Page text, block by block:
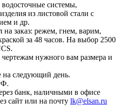
системы,
из листовой стали с
и др.
на заказ: режем, гнем, варим,
за 48 часов. На выбор 2500
нужного вам размера и
на следующий день.
банк, наличными в офисе
сайт или на почту lk@elsan.ru